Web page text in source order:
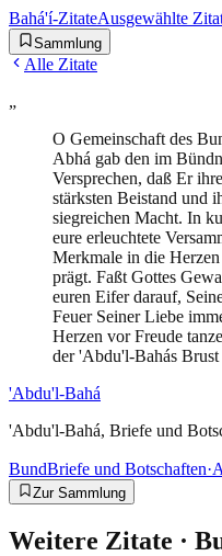
Bahá'í-ZitateAusgewählte
Sammlung
Alle Zitate
„
O Gemeinschaft des
Abhá gab den im
Versprechen, daß Er
stärksten Beistand und
siegreichen Macht. In
eure erleuchtete
Merkmale in die
prägt. Faßt Gottes
euren Eifer darauf,
Feuer Seiner Liebe
Herzen vor Freude
der 'Abdu'l-Bahás Brust
'Abdu'l-Bahá
'Abdu'l-Bahá, Briefe und
BundBriefe und Botschaften·
Zur Sammlung
Weitere Zitate ·